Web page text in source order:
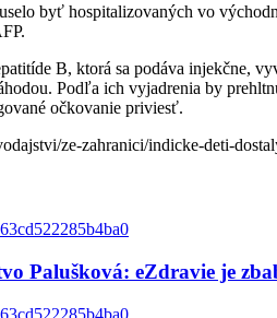
byť hospitalizovaných vo
B, ktorá sa podáva injekčne,
Podľa ich vyjadrenia by
očkovanie priviesť.
ze-zahranici/indicke-deti-
Palušková: eZdravie je